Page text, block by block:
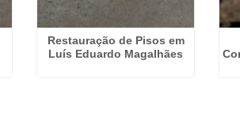
Restauração de Pisos em
Luís Eduardo Magalhães